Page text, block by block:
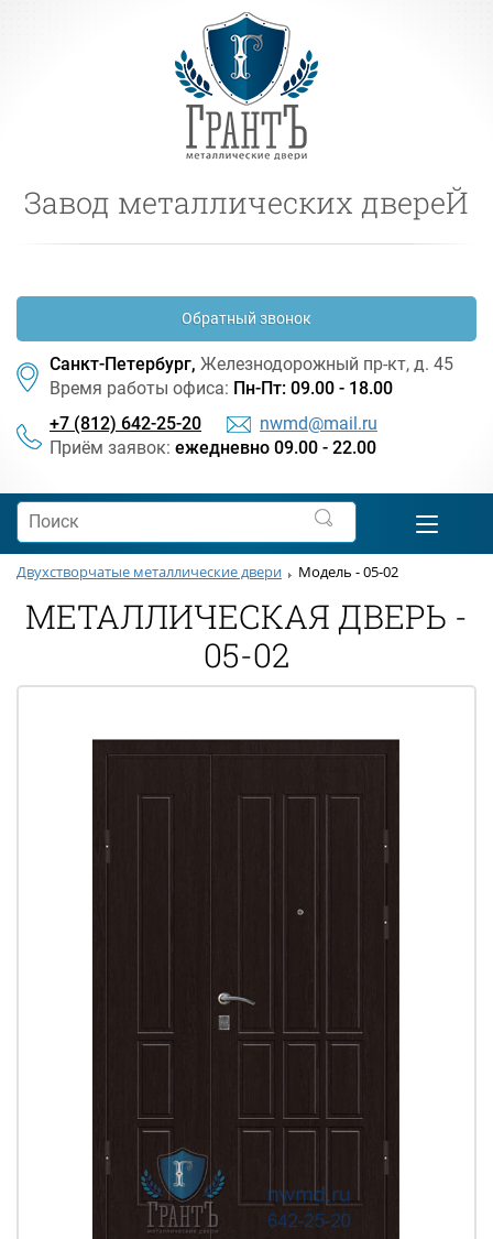
Завод металлических двереЙ
Обратный звонок
Санкт-Петербург, Железнодорожный пр-кт, д. 45
Время работы офиса: Пн-Пт: 09.00 - 18.00
+7 (812) 642-25-20
nwmd@mail.ru
Приём заявок: ежедневно 09.00 - 22.00
Двухстворчатые металлические двери Модель - 05-02
МЕТАЛЛИЧЕСКАЯ ДВЕРЬ -
05-02